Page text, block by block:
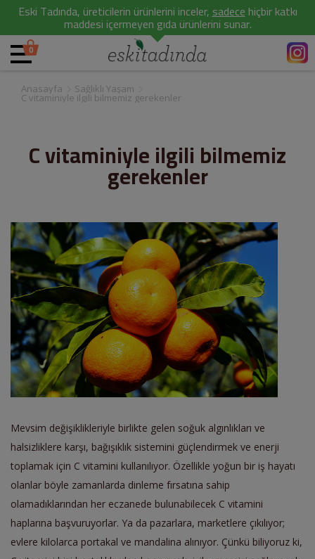
Eski Tadında, üreticilerin ürünlerini inceler,sadecehiçbir katkı
maddesi içermeyen gıda ürünlerini sunar.
0
Anasayfa Sağlıklı Yaşam
C vitaminiyle ilgili bilmemiz gerekenler
C vitaminiyle ilgili bilmemiz
gerekenler
Mevsim değişiklikleriyle birlikte gelen soğuk algınlıkları ve
halsizliklere karşı, bağışıklık sistemini güçlendirmek ve enerji
toplamak için C vitamini kullanılıyor. Özellikle yoğun bir iş hayatı
olanlar böyle zamanlarda dinleme fırsatına sahip
olamadıklarından her eczanede bulunabilecek C vitamini
haplarına başvuruyorlar. Ya da pazarlara, marketlere çıkılıyor;
evlere kilolarca portakal ve mandalina alınıyor. Çünkü biliyoruz ki,